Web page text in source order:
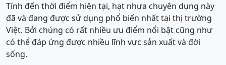
Tính đến thời điểm hiện tại, hạt nhựa chuyên dụng này
đã và đang được sử dụng phổ biến nhất tại thị trường
Việt. Bởi chúng có rất nhiều ưu điểm nổi bật cũng như
có thể đáp ứng được nhiều lĩnh vực sản xuất và đời
sống.